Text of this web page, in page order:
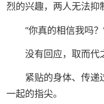
烈的兴趣，两人无法抑
“你真的相信我吗？
没有回应，取而代
紧贴的身体、传递
一起的指尖。